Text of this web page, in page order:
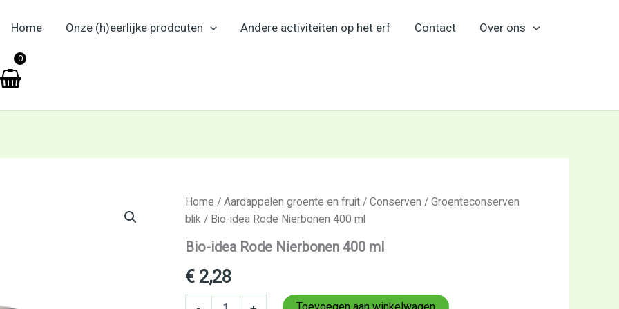
Home Onze (h)eerlijke prodcuten Andere activiteiten op het erf Contact Over ons
0
Home / Aardappelen groente en fruit/ Conserven / Groenteconserven
blik/ Bio-idea Rode Nierbonen 400 ml
Bio-idea Rode Nierbonen 400 ml
€2,28
Bio-
idea
Rode
Nierbonen
400
ml
aantal